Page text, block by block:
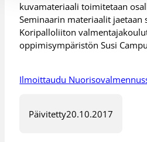
kuvamateriaali toimitetaan
Seminaarin materiaalit jaetaan
Koripalloliiton
oppimisympäristön Susi
Ilmoittaudu
Päivitetty20.10.2017